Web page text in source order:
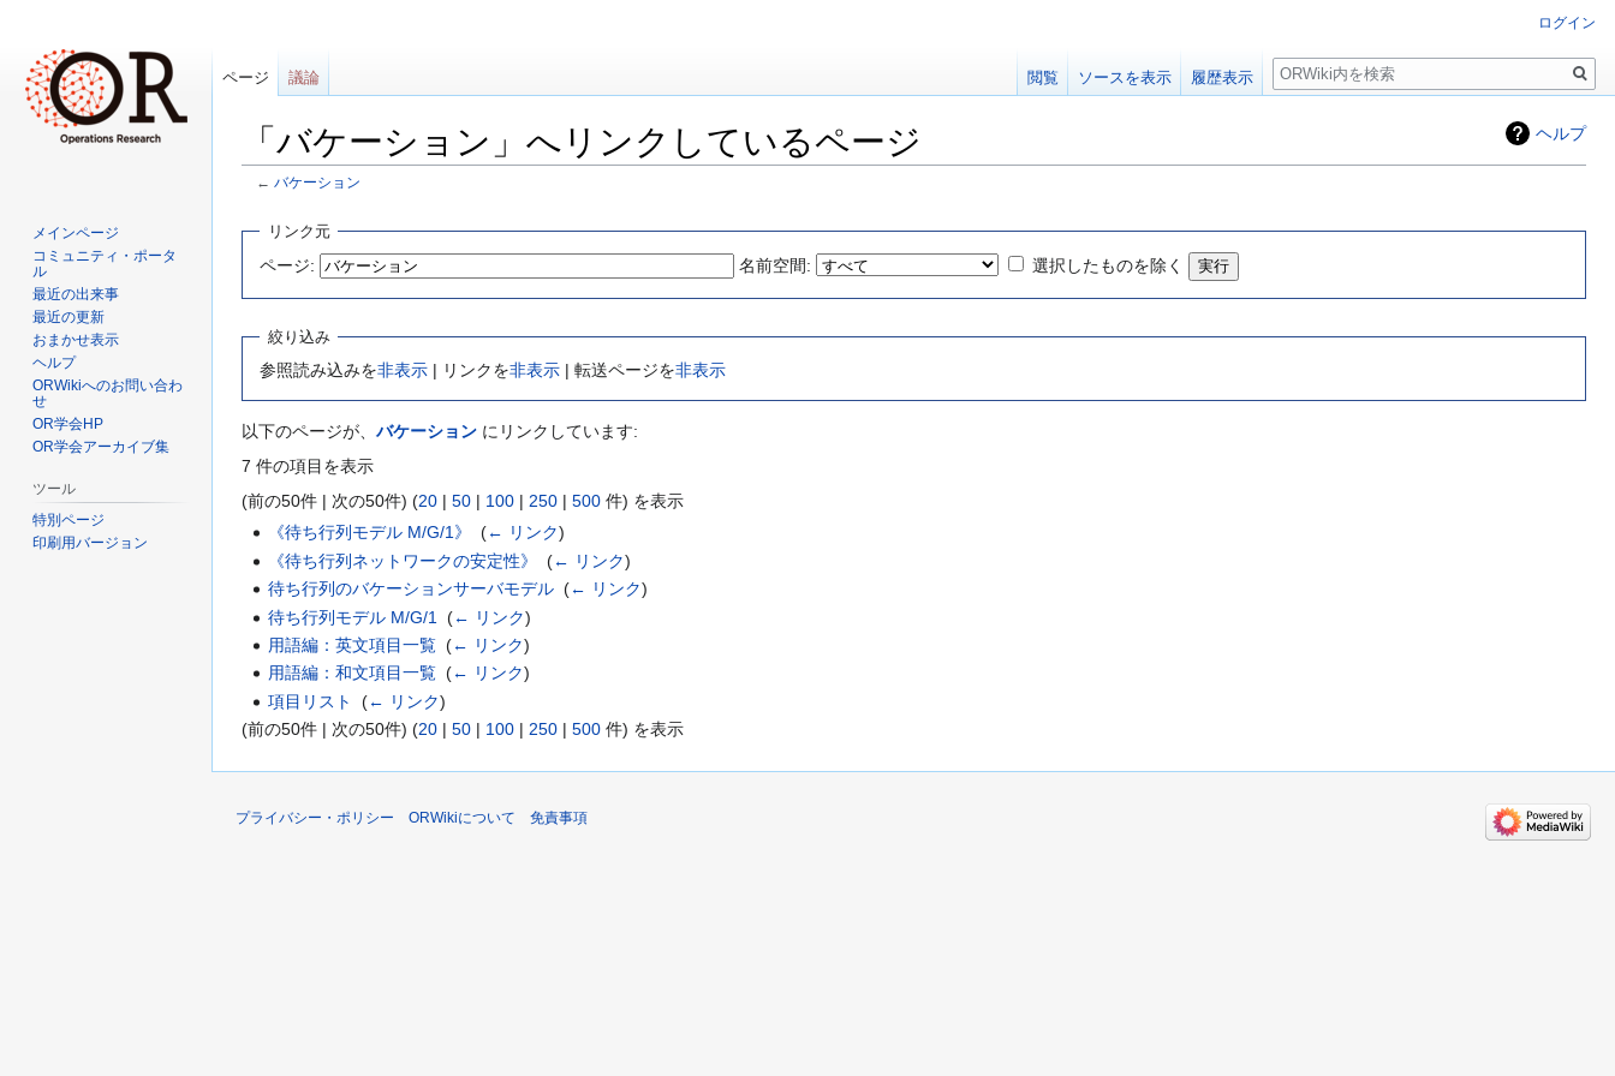
ヘルプ
「バケーション」へリンクしているページ
← バケーション
ー
移
動
移
リンク元
ページ: 名前空間: 選択したものを除く
絞り込み
参照読み込みを非表示 | リンクを非表示 | 転送ページを非表示
以下のページが、 バケーション にリンクしています:
7 件の項目を表示
(前の50件 | 次の50件) (20 | 50 | 100 | 250 | 500 件) を表示
《待ち行列モデル M/G/1》
‎(← リンク)
《待ち行列ネットワークの安定性》
‎(← リンク)
待ち行列のバケーションサーバモデル ‎(← リンク)
待ち行列モデル M/G/1
‎(← リンク)
用語編：英文項目一覧 ‎(← リンク)
用語編：和文項目一覧 ‎(← リンク)
項目リスト
‎(← リンク)
(前の50件 | 次の50件) (20 | 50 | 100 | 250 | 500 件) を表示
ログイン
ページ 議論 閲覧 ソースを表示 履歴表示
検
索
メインページ
コミュニティ・ポータ
ル
最近の出来事
最近の更新
おまかせ表示
ヘルプ
ORWikiへのお問い合わ
せ
OR学会HP
OR学会アーカイブ集
ツール
特別ページ
印刷用バージョン
プライバシー・ポリシー ORWikiについて 免責事項